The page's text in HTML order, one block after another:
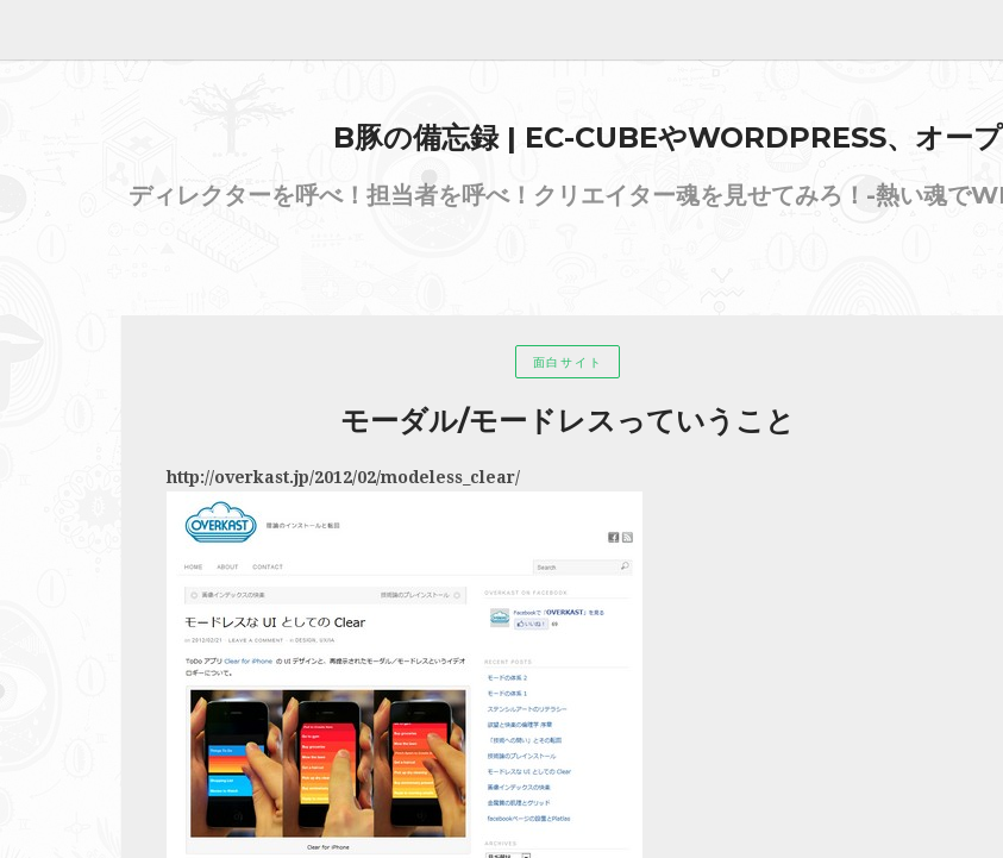
B豚の備忘録 | EC-CUBEやWORDPRESS、オー
ディレクターを呼べ！担当者を呼べ！クリエイター魂を見せてみろ！-熱い魂で
面白サイト
モーダル/モードレスっていうこと
http://overkast.jp/2012/02/modeless_clear/